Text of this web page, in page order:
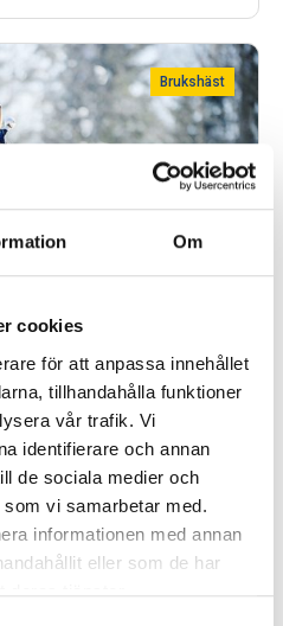
Om
cookies
för att anpassa innehållet
tillhandahålla funktioner
vår trafik. Vi
identifierare och annan
de sociala medier och
vi samarbetar med.
informationen med annan
eller som de har
deras tjänster.
Brukshäst